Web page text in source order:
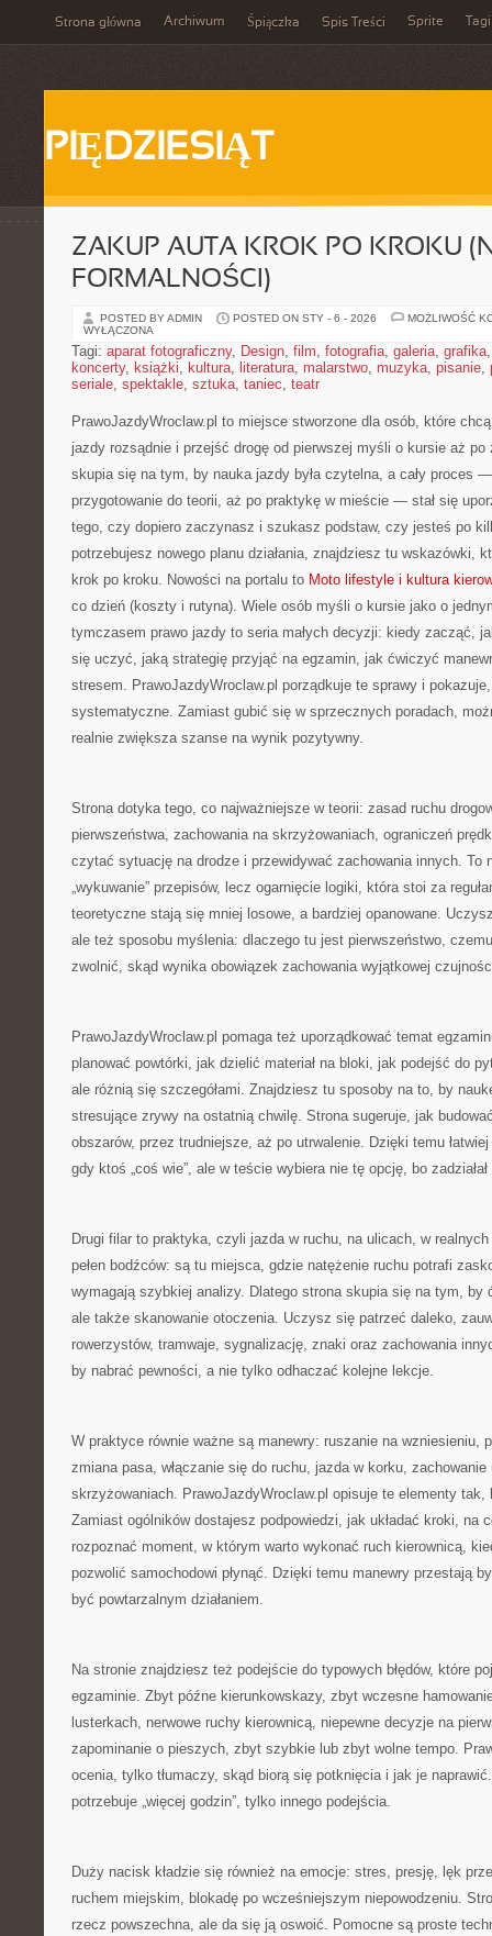
Strona główna Archiwum Śpiączka Spis Treści Sprite Tagi
PIĘDZIESIĄT
ZAKUP AUTA KROK PO KROKU
FORMALNOŚCI)
POSTED BY ADMIN POSTED ON STY - 6 - 2026
MOŻLIWOŚĆ
WYŁĄCZONA
Tagi: aparat fotograficzny, Design, film, fotografia, galeria, grafika
koncerty, książki, kultura, literatura, malarstwo, muzyka, pisanie,
seriale, spektakle, sztuka, taniec, teatr
PrawoJazdyWroclaw.pl to miejsce stworzone dla osób, które
jazdy rozsądnie i przejść drogę od pierwszej myśli o kursie aż po
skupia się na tym, by nauka jazdy była czytelna, a cały proces
przygotowanie do teorii, aż po praktykę w mieście — stał się
tego, czy dopiero zaczynasz i szukasz podstaw, czy jesteś po
potrzebujesz nowego planu działania, znajdziesz tu wskazówki,
krok po kroku. Nowości na portalu to Moto lifestyle i kultura
co dzień (koszty i rutyna). Wiele osób myśli o kursie jako o
tymczasem prawo jazdy to seria małych decyzji: kiedy zacząć,
się uczyć, jaką strategię przyjąć na egzamin, jak ćwiczyć
stresem. PrawoJazdyWroclaw.pl porządkuje te sprawy i
systematyczne. Zamiast gubić się w sprzecznych poradach,
realnie zwiększa szanse na wynik pozytywny.
Strona dotyka tego, co najważniejsze w teorii: zasad ruchu
pierwszeństwa, zachowania na skrzyżowaniach, ograniczeń
czytać sytuację na drodze i przewidywać zachowania innych. To
„wykuwanie” przepisów, lecz ogarnięcie logiki, która stoi za
teoretyczne stają się mniej losowe, a bardziej opanowane.
ale też sposobu myślenia: dlaczego tu jest pierwszeństwo,
zwolnić, skąd wynika obowiązek zachowania wyjątkowej
PrawoJazdyWroclaw.pl pomaga też uporządkować temat
planować powtórki, jak dzielić materiał na bloki, jak podejść do
ale różnią się szczegółami. Znajdziesz tu sposoby na to, by
stresujące zrywy na ostatnią chwilę. Strona sugeruje, jak
obszarów, przez trudniejsze, aż po utrwalenie. Dzięki temu
gdy ktoś „coś wie”, ale w teście wybiera nie tę opcję, bo
Drugi filar to praktyka, czyli jazda w ruchu, na ulicach, w realnych
pełen bodźców: są tu miejsca, gdzie natężenie ruchu potrafi
wymagają szybkiej analizy. Dlatego strona skupia się na tym, by
ale także skanowanie otoczenia. Uczysz się patrzeć daleko,
rowerzystów, tramwaje, sygnalizację, znaki oraz zachowania
by nabrać pewności, a nie tylko odhaczać kolejne lekcje.
W praktyce równie ważne są manewry: ruszanie na wzniesieniu,
zmiana pasa, włączanie się do ruchu, jazda w korku, zachowanie
skrzyżowaniach. PrawoJazdyWroclaw.pl opisuje te elementy tak,
Zamiast ogólników dostajesz podpowiedzi, jak układać kroki, na
rozpoznać moment, w którym warto wykonać ruch kierownicą,
pozwolić samochodowi płynąć. Dzięki temu manewry przestają
być powtarzalnym działaniem.
Na stronie znajdziesz też podejście do typowych błędów, które
egzaminie. Zbyt późne kierunkowskazy, zbyt wczesne
lusterkach, nerwowe ruchy kierownicą, niepewne decyzje na
zapominanie o pieszych, zbyt szybkie lub zbyt wolne tempo.
ocenia, tylko tłumaczy, skąd biorą się potknięcia i jak je
potrzebuje „więcej godzin”, tylko innego podejścia.
Duży nacisk kładzie się również na emocje: stres, presję, lęk
ruchem miejskim, blokadę po wcześniejszym niepowodzeniu.
rzecz powszechna, ale da się ją oswoić. Pomocne są proste